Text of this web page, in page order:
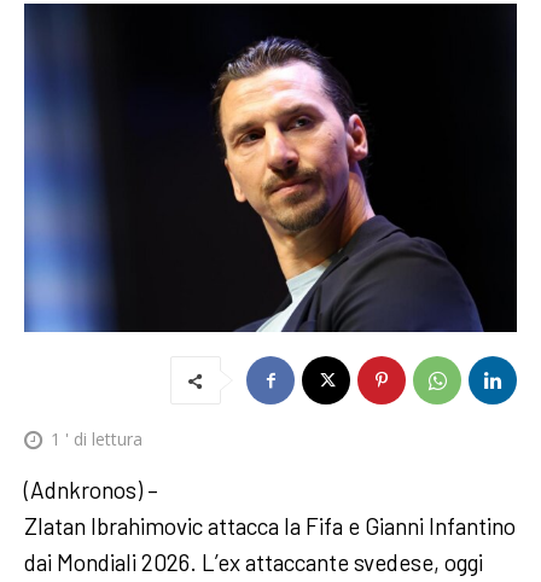
1 ' di lettura
(Adnkronos) –
Zlatan Ibrahimovic attacca la Fifa e Gianni Infantino
dai Mondiali 2026. L’ex attaccante svedese, oggi